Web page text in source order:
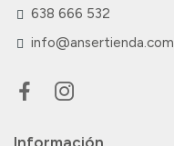
638 666 532
info@ansertienda.com